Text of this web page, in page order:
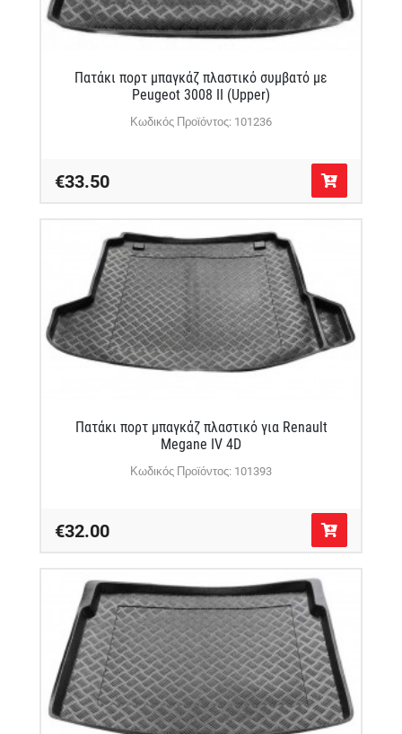
Πατάκι πορτ μπαγκάζ πλαστικό συμβατό με
Peugeot 3008 II (Upper)
Κωδικός Προϊόντος: 101236
€33.50
Πατάκι πορτ μπαγκάζ πλαστικό για Renault
Megane IV 4D
Κωδικός Προϊόντος: 101393
€32.00